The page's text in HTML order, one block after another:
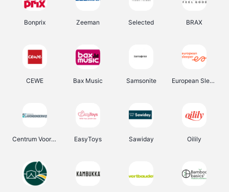
Bonprix Zeeman Selected BRAX
CEWE Bax Music Samsonite European Sleeper
Centrum Voor Avondonderwijs EasyToys Sawiday Oilily